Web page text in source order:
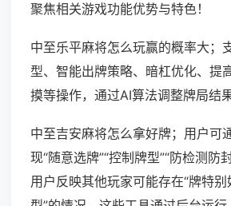
聚焦相关游戏功能优势与特色！
中至乐平麻将怎么玩赢的概率大；
型、智能出牌策略、暗杠优化、提
摸等操作，通过AI算法调整牌局结
中至吉安麻将怎么拿好牌；用户可
现“随意选牌”“控制牌型”“防检测防
用户反映其他玩家可能存在“牌特别